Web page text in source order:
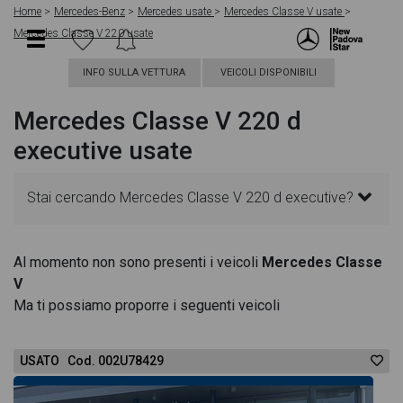
Home Mercedes-Benz Mercedes usate
Mercedes Classe V usate
Mercedes Classe V 220 usate
INFO SULLA VETTURA VEICOLI DISPONIBILI
Mercedes Classe V 220 d
executive usate
Stai cercando Mercedes Classe V 220 d executive?
modo da aiutarti a scegliere quella più adatta alle
Al momento non sono presenti i veicoli Mercedes Classe
V
Ma ti possiamo proporre i seguenti veicoli
USATO Cod. 002U78429